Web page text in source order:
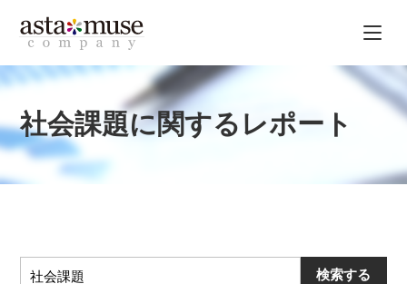
社会課題に関するレポート
検索する